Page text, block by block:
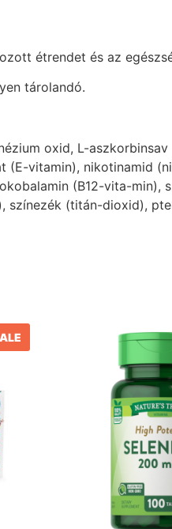
étrendet és az
tárolandó.
oxid, L-
vitamin), nikotinamid
(B12-vita-
(titán-dioxid),